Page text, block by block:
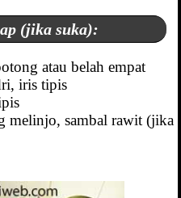
(jika suka):
atau belah empat
iris tipis
melinjo, sambal rawit (jika